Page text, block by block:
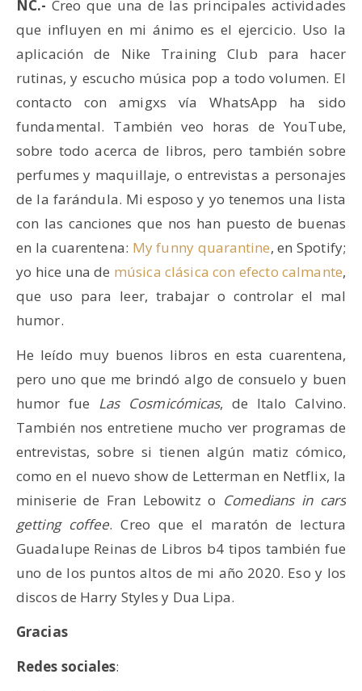
NC.- Creo que una de las principales actividades
que influyen en mi ánimo es el ejercicio. Uso la
aplicación de Nike Training Club para hacer
rutinas, y escucho música pop a todo volumen. El
contacto con amigxs vía WhatsApp ha sido
fundamental. También veo horas de YouTube,
sobre todo acerca de libros, pero también sobre
perfumes y maquillaje, o entrevistas a personajes
de la farándula. Mi esposo y yo tenemos una lista
con las canciones que nos han puesto de buenas
en la cuarentena: My funny quarantine, en Spotify;
yo hice una de música clásica con efecto calmante,
que uso para leer, trabajar o controlar el mal
humor.
He leído muy buenos libros en esta cuarentena,
pero uno que me brindó algo de consuelo y buen
humor fue Las Cosmicómicas, de Italo Calvino.
También nos entretiene mucho ver programas de
entrevistas, sobre si tienen algún matiz cómico,
como en el nuevo show de Letterman en Netflix, la
miniserie de Fran Lebowitz o Comedians in cars
getting coffee. Creo que el maratón de lectura
Guadalupe Reinas de Libros b4 tipos también fue
uno de los puntos altos de mi año 2020. Eso y los
discos de Harry Styles y Dua Lipa.
Gracias
Redes sociales: